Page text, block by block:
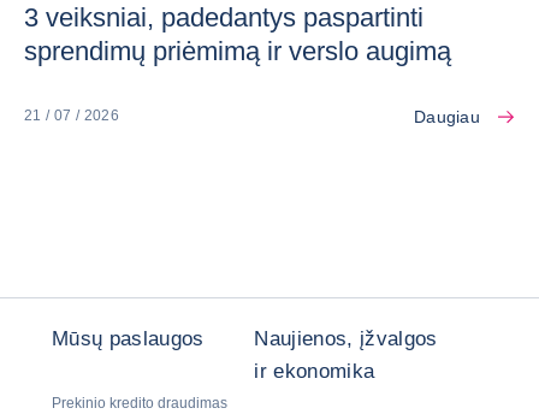
3 veiksniai, padedantys paspartinti
sprendimų priėmimą ir verslo augimą
21 / 07 / 2026 Daugiau
Mūsų paslaugos
Prekinio kredito draudimas
Naujienos, įžvalgos
ir ekonomika